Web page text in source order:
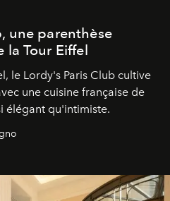
une parenthèse
Tour Eiffel
le Lordy's Paris Club cultive
une cuisine française de
élégant qu'intimiste.